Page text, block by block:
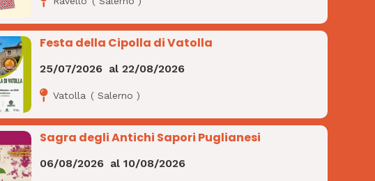
Festa della Cipolla di Vatolla
25/07/2026 al22/08/2026
Vatolla (Salerno )
Sagra degli Antichi Sapori Puglianesi
06/08/2026 al10/08/2026